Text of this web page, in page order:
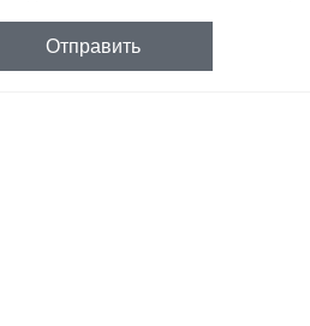
Отправить